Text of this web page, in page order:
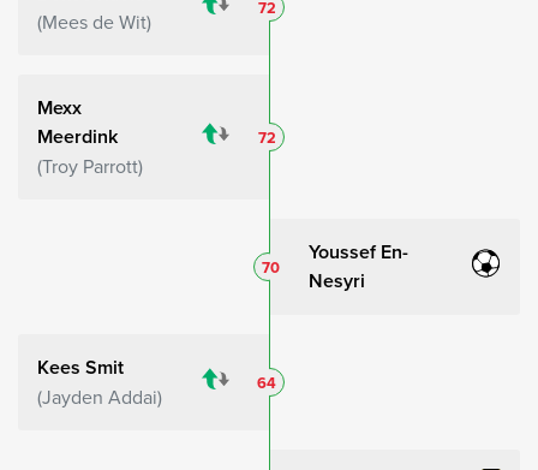
Mees de Wit
72
Mexx
Meerdink
Troy Parrott
72
Youssef En-
Nesyri
70
Kees Smit
Jayden Addai
64